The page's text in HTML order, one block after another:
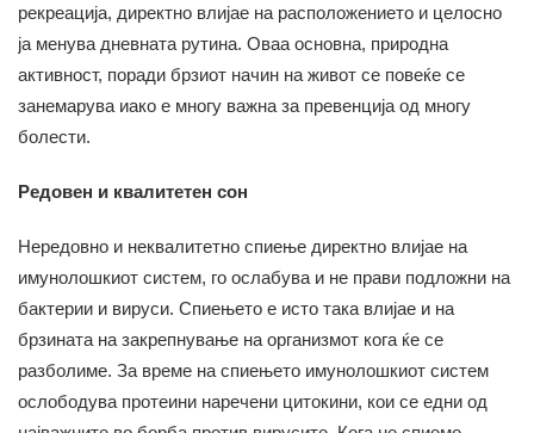
рекреација, директно влијае на расположението и целосно
ја менува дневната рутина. Оваа основна, природна
активност, поради брзиот начин на живот се повеќе се
занемарува иако е многу важна за превенција од многу
болести.
Редовен и квалитетен сон
Нередовно и неквалитетно спиење директно влијае на
имунолошкиот систем, го ослабува и не прави подложни на
бактерии и вируси. Спиењето е исто така влијае и на
брзината на закрепнување на организмот кога ќе се
разболиме. За време на спиењето имунолошкиот систем
ослободува протеини наречени цитокини, кои се едни од